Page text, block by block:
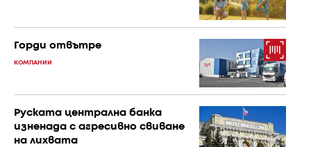
Горди отвътре
КОМПАНИИ
Руската централна банка
изненада с агресивно свиване
на лихвата